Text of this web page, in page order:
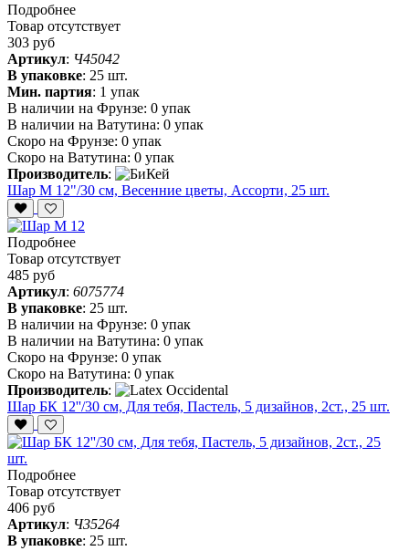
Подробнее
Товар отсутствует
303 руб
Артикул: Ч45042
В упаковке: 25 шт.
Мин. партия: 1 упак
В наличии на Фрунзе: 0 упак
В наличии на Ватутина: 0 упак
Скоро на Фрунзе: 0 упак
Скоро на Ватутина: 0 упак
Производитель:
Шар М 12"/30 см, Весенние цветы, Ассорти, 25 шт.
Подробнее
Товар отсутствует
485 руб
Артикул: 6075774
В упаковке: 25 шт.
В наличии на Фрунзе: 0 упак
В наличии на Ватутина: 0 упак
Скоро на Фрунзе: 0 упак
Скоро на Ватутина: 0 упак
Производитель:
Шар БК 12''/30 см, Для тебя, Пастель, 5 дизайнов, 2ст., 25 шт.
Подробнее
Товар отсутствует
406 руб
Артикул: Ч35264
В упаковке: 25 шт.